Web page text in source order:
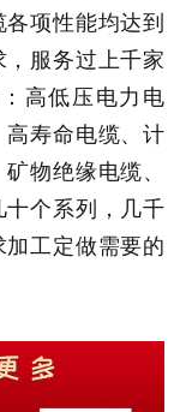
项性能均达到
服务过上千家
高低压电力电
寿命电缆、计
物绝缘电缆、
个系列，几千
工定做需要的